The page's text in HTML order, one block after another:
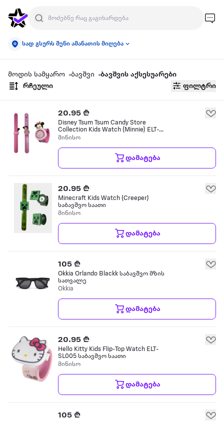
სად გსურს შენი ამანათის მიღება
მოდის სამყარო ბავშვი
ბავშვის აქსესუარები
რჩეული
ფილტრი
20.95 ₾
Disney Tsum Tsum Candy Store
Collection Kids Watch (Minnie) ELT-
SSTGW12 საბავშვო საათი
მინისო
დამატება
20.95 ₾
Minecraft Kids Watch (Creeper)
საბავშვო საათი
მინისო
დამატება
105 ₾
Okkia Orlando Blackk საბავშვო მზის
სათვალე
Okkia
დამატება
20.95 ₾
Hello Kitty Kids Flip-Top Watch ELT-
SL005 საბავშვო საათი
მინისო
დამატება
105 ₾